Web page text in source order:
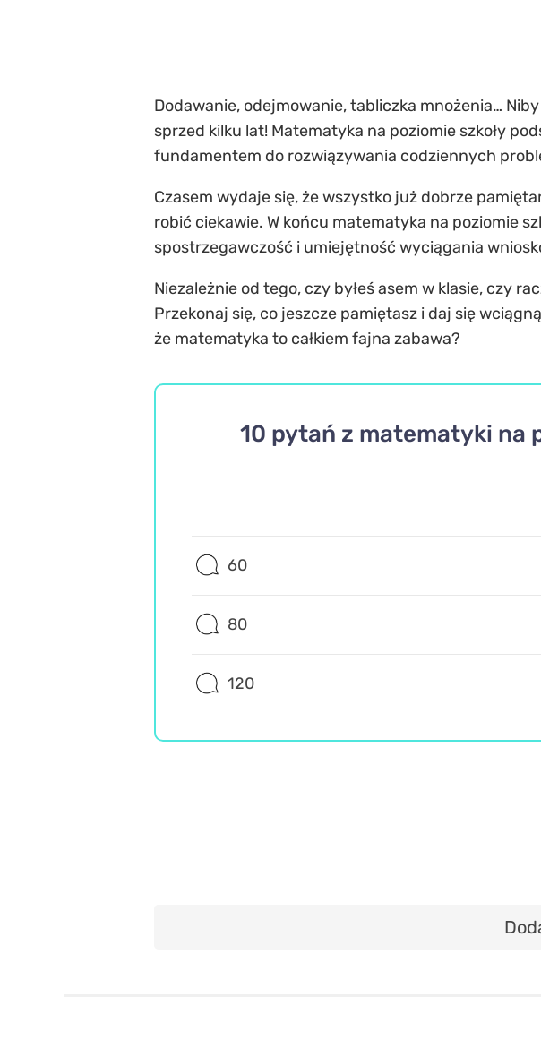
Dodawanie, odejmowanie, tabliczka mnożenia…
sprzed kilku lat! Matematyka na poziomie szkoły
fundamentem do rozwiązywania codziennych
Czasem wydaje się, że wszystko już dobrze
robić ciekawie. W końcu matematyka na poziomie
spostrzegawczość i umiejętność wyciągania
Niezależnie od tego, czy byłeś asem w klasie, czy
Przekonaj się, co jeszcze pamiętasz i daj się
że matematyka to całkiem fajna zabawa?
10 pytań z matematyki na
60
80
120